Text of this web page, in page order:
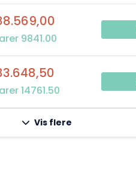
9841.00
14761.50
Vis flere